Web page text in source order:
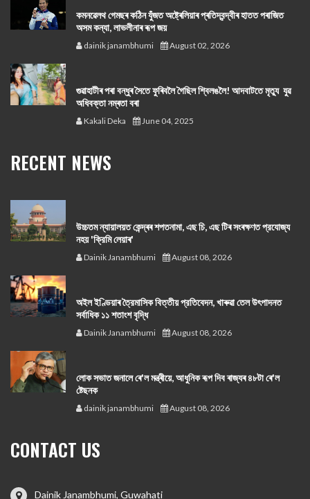
কমনৱেলথ গেমছৰ কঠিন যুঁজত অষ্ট্ৰেলিয়াৰ প্ৰতিদ্বন্দ্বীৰ হাতত পৰাজিত
অসম কন্যা, লাভলীনাৰ ৰূপ জয়
dainik janambhumi August 02, 2026
গুৱাহাটীৰ পৰা বন্ধুৰ সৈতে ফুৰিবলৈ গৈছিল শ্বিলঙলৈ! আদবাটতে মৃত্যু যুৱ
অধিবক্তা নম্ৰতা বৰা
Kakali Deka June 04, 2025
RECENT NEWS
উচ্চতম ন্যায়ালয়ত কেন্দ্ৰৰ শপতনামা, এছ চি, এছ টিৰ সংৰক্ষণত প্রযোজ্য
নহয় 'ক্রিমি লেয়াৰ'
Dainik Janambhumi August 08, 2026
অইল ইণ্ডিয়াৰ ত্রৈমাসিক বিত্তীয় প্রতিবেদন, খাৰুৱা তেল উৎপাদনত
সর্বাধিক ১১ শতাংশ বৃদ্ধি
Dainik Janambhumi August 08, 2026
লোক সভাত জনালে ৰে'ল মন্ত্ৰীয়ে, আধুনিক ৰূপ দিব ৰাজ্যৰ ৪৮টা ৰে'ল
ষ্টেছনক
dainik janambhumi August 08, 2026
CONTACT US
Dainik Janambhumi, Guwahati